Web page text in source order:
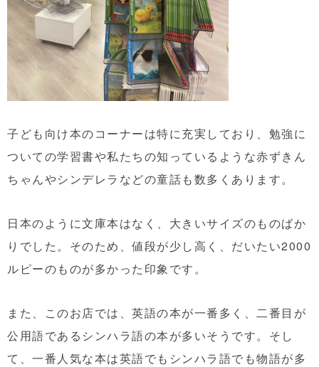
子ども向け本のコーナーは特に充実しており、勉強に
ついての学習書や私たちの知っているような赤ずきん
ちゃんやシンデレラなどの童話も数多くあります。
日本のように文庫本はなく、大きいサイズのものばか
りでした。そのため、値段が少し高く、だいたい2000
ルピーのものが多かった印象です。
また、このお店では、英語の本が一番多く、二番目が
公用語であるシンハラ語の本が多いそうです。そし
て、一番人気な本は英語でもシンハラ語でも物語が多